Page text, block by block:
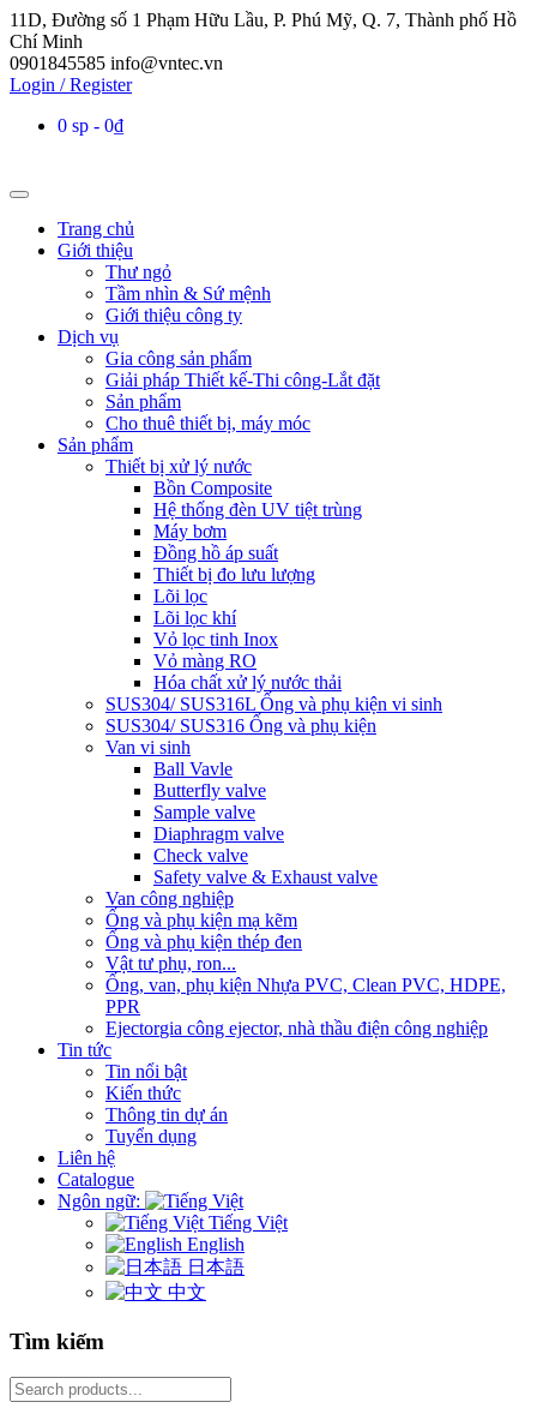
11D, Đường số 1 Phạm Hữu Lầu, P. Phú Mỹ, Q. 7, Thành phố Hồ
Chí Minh
0901845585 info@vntec.vn
Login / Register
0 sp
0₫
Trang chủ
Giới thiệu
Thư ngỏ
Tầm nhìn & Sứ mệnh
Giới thiệu công ty
Dịch vụ
Gia công sản phẩm
Giải pháp Thiết kế-Thi công-Lắt đặt
Sản phẩm
Cho thuê thiết bị, máy móc
Sản phẩm
Thiết bị xử lý nước
Bồn Composite
Hệ thống đèn UV tiệt trùng
Máy bơm
Đồng hồ áp suất
Thiết bị đo lưu lượng
Lõi lọc
Lõi lọc khí
Vỏ lọc tinh Inox
Vỏ màng RO
Hóa chất xử lý nước thải
SUS304/ SUS316L Ống và phụ kiện vi sinh
SUS304/ SUS316 Ống và phụ kiện
Van vi sinh
Ball Vavle
Butterfly valve
Sample valve
Diaphragm valve
Check valve
Safety valve & Exhaust valve
Van công nghiệp
Ống và phụ kiện mạ kẽm
Ống và phụ kiện thép đen
Vật tư phụ, ron...
Ống, van, phụ kiện Nhựa PVC, Clean PVC, HDPE,
PPR
Ejectorgia công ejector, nhà thầu điện công nghiệp
Tin tức
Tin nổi bật
Kiến thức
Thông tin dự án
Tuyển dụng
Liên hệ
Catalogue
Ngôn ngữ:
Tiếng Việt
English
日本語
中文
Tìm kiếm
Search
for: